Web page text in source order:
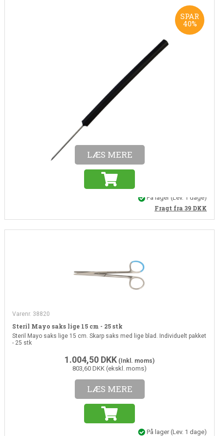
SPAR
40%
Dissektionsnål lige med plastskaft
Dissektionsnål lige med plastskaft
22,20
17,76 DKK (ekskl. moms)
LÆS MERE
På lager(Lev. 1 dage)
Fragt fra 39 DKK
Varenr. 38820
Steril Mayo saks lige 15 cm - 25 stk
Steril Mayo saks lige 15 cm. Skarp saks med lige blad. Individuelt pakket
- 25 stk
1.004,50 DKK (Inkl. moms)
803,60 DKK (ekskl. moms)
LÆS MERE
På lager(Lev. 1 dage)